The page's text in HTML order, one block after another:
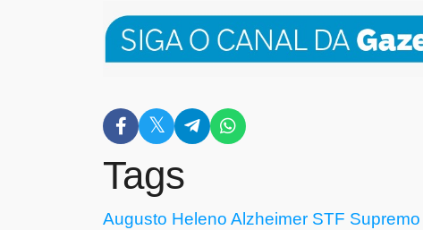
Tags
Augusto Heleno Alzheimer STF Supremo